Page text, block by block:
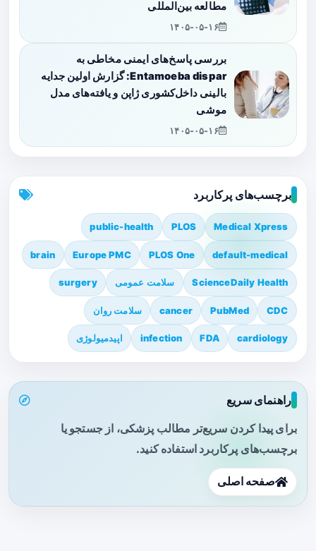
مطالعه بین‌المللی
۱۴۰۵-۰۵-۱۶
بررسی پاسخ‌های ایمنی مخاطی به
Entamoeba dispar: گزارش اولین جدایه
بالینی داخل‌کشوری ژاپن و یافته‌های مدل
موشی
۱۴۰۵-۰۵-۱۶
برچسب‌های پرکاربرد
Medical Xpress
PLOS
public-health
default-medical
PLOS One
Europe PMC
brain
ScienceDaily Health سلامت عمومی surgery
CDC
PubMed
cancer سلامت روان
cardiology
FDA
infection اپیدمیولوژی
راهنمای سریع
برای پیدا کردن سریع‌تر مطالب پزشکی، از جستجو یا
برچسب‌های پرکاربرد استفاده کنید.
صفحه اصلی